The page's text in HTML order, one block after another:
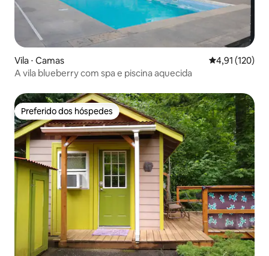
Vila ⋅ Camas 4,91 de uma
4,91 (120)
A vila blueberry com spa e piscina aquecida
Preferido dos hóspedes
Preferido dos hóspedes